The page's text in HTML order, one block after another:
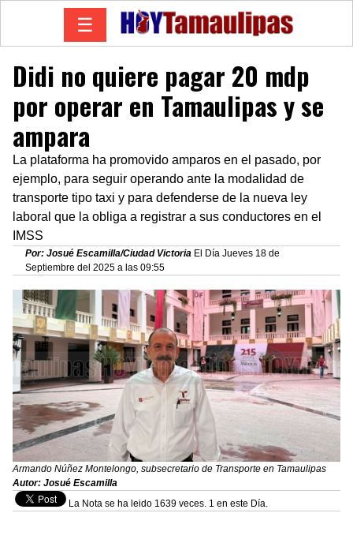
☰
Didi no quiere pagar 20 mdp
por operar en Tamaulipas y se
ampara
La plataforma ha promovido amparos en el pasado, por
ejemplo, para seguir operando ante la modalidad de
transporte tipo taxi y para defenderse de la nueva ley
laboral que la obliga a registrar a sus conductores en el
IMSS
Por: Josué Escamilla/Ciudad Victoria El Día Jueves 18 de
Septiembre del 2025 a las 09:55
Armando Núñez Montelongo, subsecretario de Transporte en Tamaulipas
Autor: Josué Escamilla
La Nota se ha leido 1639 veces. 1 en este Día.